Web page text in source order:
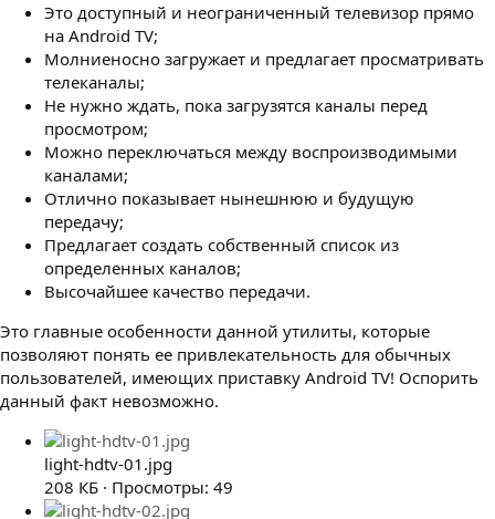
Это доступный и неограниченный телевизор прямо
на Android TV;
Молниеносно загружает и предлагает просматривать
телеканалы;
Не нужно ждать, пока загрузятся каналы перед
просмотром;
Можно переключаться между воспроизводимыми
каналами;
Отлично показывает нынешнюю и будущую
передачу;
Предлагает создать собственный список из
определенных каналов;
Высочайшее качество передачи.
Это главные особенности данной утилиты, которые
позволяют понять ее привлекательность для обычных
пользователей, имеющих приставку Android TV! Оспорить
данный факт невозможно.
light-hdtv-01.jpg
208 КБ · Просмотры: 49